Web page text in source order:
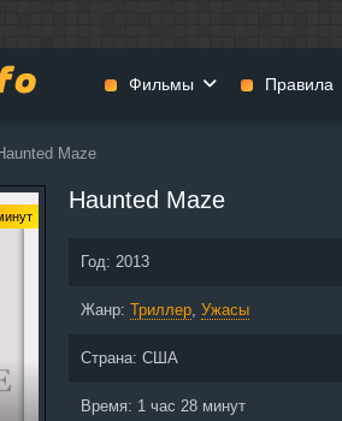
Maze
Haunted Maze
Год: 2013
Жанр: Триллер, Ужасы
Страна: США
Время: 1 час 28 минут
Фильмы
Драма
Фантастика
Правила